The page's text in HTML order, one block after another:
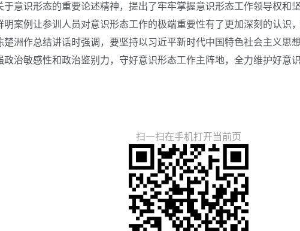
识形态的重要论述精神，提出了牢牢掌握意识形态工作领导权和
案例让参训人员对意识形态工作的极端重要性有了更加深刻的认识
作总结讲话时强调，要坚持以习近平新时代中国特色社会主义思
治敏感性和政治鉴别力，守好意识形态工作主阵地，全力维护好意识
扫一扫在手机打开当前页